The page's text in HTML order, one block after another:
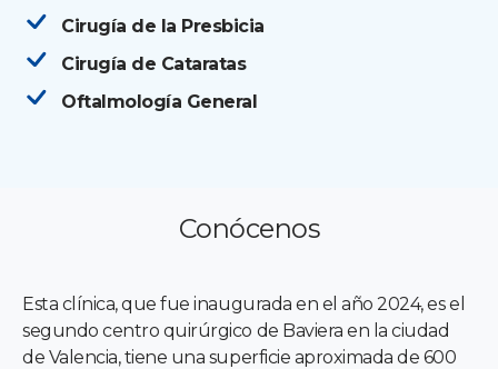
Cirugía de la Presbicia
Cirugía de Cataratas
Oftalmología General
Conócenos
Esta clínica, que fue inaugurada en el año 2024, es el
segundo centro quirúrgico de Baviera en la ciudad
de Valencia, tiene una superficie aproximada de 600